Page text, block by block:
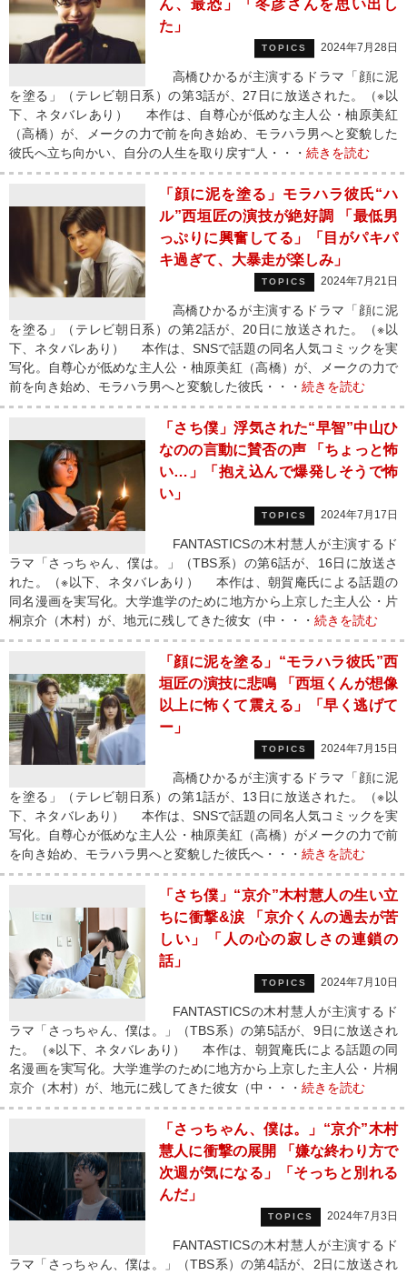
ん、最恐」「冬彦さんを思い出し
た」
TOPICS 2024年7月28日
高橋ひかるが主演するドラマ「顔に泥
を塗る」（テレビ朝日系）の第3話が、27日に放送された。（※以
下、ネタバレあり） 本作は、自尊心が低めな主人公・柚原美紅
（高橋）が、メークの力で前を向き始め、モラハラ男へと変貌した
彼氏へ立ち向かい、自分の人生を取り戻す“人・・・ 続きを読む
「顔に泥を塗る」モラハラ彼氏“ハ
ル”西垣匠の演技が絶好調 「最低男
っぷりに興奮してる」「目がパキパ
キ過ぎて、大暴走が楽しみ」
TOPICS 2024年7月21日
高橋ひかるが主演するドラマ「顔に泥
を塗る」（テレビ朝日系）の第2話が、20日に放送された。（※以
下、ネタバレあり） 本作は、SNSで話題の同名人気コミックを実
写化。自尊心が低めな主人公・柚原美紅（高橋）が、メークの力で
前を向き始め、モラハラ男へと変貌した彼氏・・・ 続きを読む
「さち僕」浮気された“早智”中山ひ
なのの言動に賛否の声 「ちょっと怖
い…」「抱え込んで爆発しそうで怖
い」
TOPICS 2024年7月17日
FANTASTICSの木村慧人が主演するド
ラマ「さっちゃん、僕は。」（TBS系）の第6話が、16日に放送さ
れた。（※以下、ネタバレあり） 本作は、朝賀庵氏による話題の
同名漫画を実写化。大学進学のために地方から上京した主人公・片
桐京介（木村）が、地元に残してきた彼女（中・・・ 続きを読む
「顔に泥を塗る」“モラハラ彼氏”西
垣匠の演技に悲鳴 「西垣くんが想像
以上に怖くて震える」「早く逃げて
ー」
TOPICS 2024年7月15日
高橋ひかるが主演するドラマ「顔に泥
を塗る」（テレビ朝日系）の第1話が、13日に放送された。（※以
下、ネタバレあり） 本作は、SNSで話題の同名人気コミックを実
写化。自尊心が低めな主人公・柚原美紅（高橋）がメークの力で前
を向き始め、モラハラ男へと変貌した彼氏へ・・・ 続きを読む
「さち僕」“京介”木村慧人の生い立
ちに衝撃&涙 「京介くんの過去が苦
しい」「人の心の寂しさの連鎖の
話」
TOPICS 2024年7月10日
FANTASTICSの木村慧人が主演するド
ラマ「さっちゃん、僕は。」（TBS系）の第5話が、9日に放送され
た。（※以下、ネタバレあり） 本作は、朝賀庵氏による話題の同
名漫画を実写化。大学進学のために地方から上京した主人公・片桐
京介（木村）が、地元に残してきた彼女（中・・・ 続きを読む
「さっちゃん、僕は。」“京介”木村
慧人に衝撃の展開 「嫌な終わり方で
次週が気になる」「そっちと別れる
んだ」
TOPICS 2024年7月3日
FANTASTICSの木村慧人が主演するド
ラマ「さっちゃん、僕は。」（TBS系）の第4話が、2日に放送され